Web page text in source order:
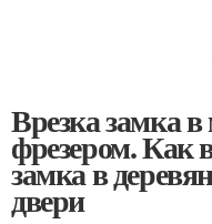
Врезка замка
фрезером. Как
замка в
двери